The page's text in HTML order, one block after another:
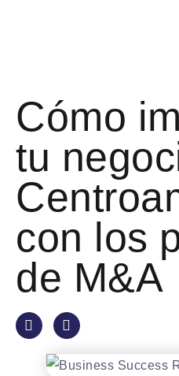
Cómo
tu
con los
de M&A